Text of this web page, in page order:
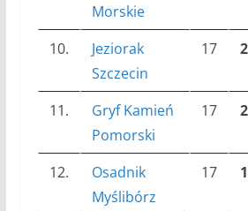
Morskie
10.
Jeziorak
Szczecin
17
11.
Gryf Kamień
Pomorski
17
12.
Osadnik
Myślibórz
17